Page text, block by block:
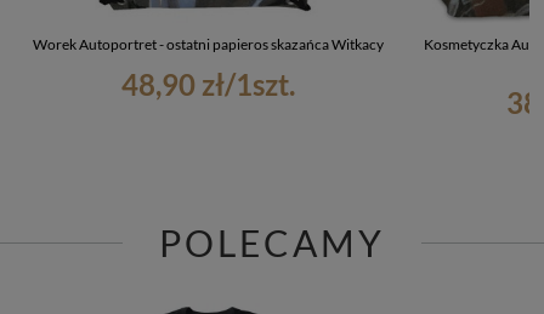
Worek Autoportret - ostatni papieros skazańca Witkacy
48,90 zł/1szt.
Kosmetyczka
POLECAMY